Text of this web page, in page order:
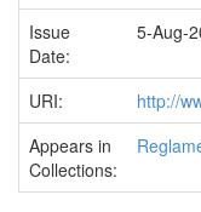
Issue
Date:
5-Aug-
URI:
http://
Appears in
Collections: